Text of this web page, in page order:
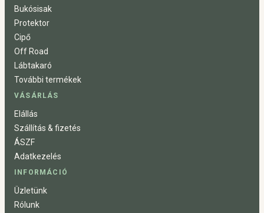
Bukósisak
Protektor
Cipő
Off Road
Lábtakaró
További termékek
VÁSÁRLÁS
Elállás
Szállítás & fizetés
ÁSZF
Adatkezelés
INFORMÁCIÓ
Üzletünk
Rólunk